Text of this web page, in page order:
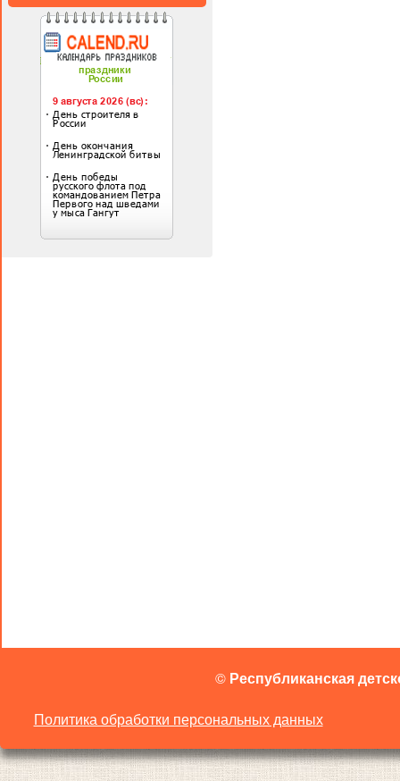
© Республиканская
Политика обработки персональных данных